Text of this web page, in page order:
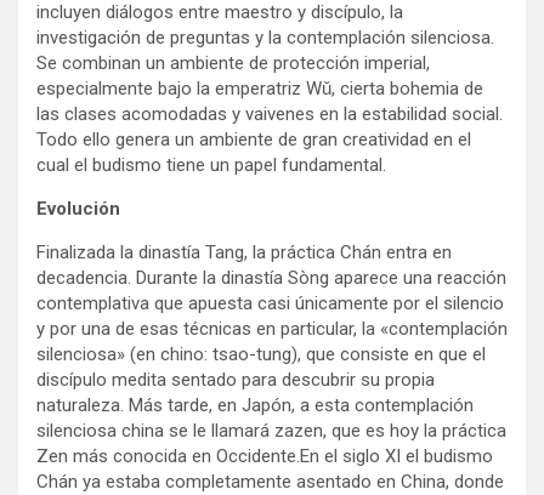
incluyen diálogos entre maestro y discípulo, la
investigación de preguntas y la contemplación silenciosa.
Se combinan un ambiente de protección imperial,
especialmente bajo la emperatriz Wǔ, cierta bohemia de
las clases acomodadas y vaivenes en la estabilidad social.
Todo ello genera un ambiente de gran creatividad en el
cual el budismo tiene un papel fundamental.
Evolución
Finalizada la dinastía Tang, la práctica Chán entra en
decadencia. Durante la dinastía Sòng aparece una reacción
contemplativa que apuesta casi únicamente por el silencio
y por una de esas técnicas en particular, la «contemplación
silenciosa» (en chino: tsao-tung), que consiste en que el
discípulo medita sentado para descubrir su propia
naturaleza. Más tarde, en Japón, a esta contemplación
silenciosa china se le llamará zazen, que es hoy la práctica
Zen más conocida en Occidente.En el siglo XI el budismo
Chán ya estaba completamente asentado en China, donde